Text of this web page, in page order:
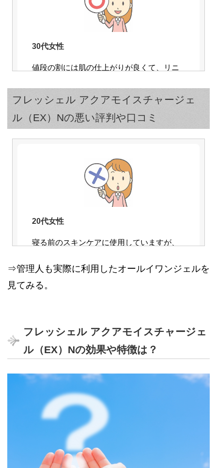
30代女性
値段の割には肌の仕上がりが良くて、リニ
これだけだと乾燥が気になるときは、クリ
40代女性
濃厚保湿タイプという事で、乾燥肌の私に
コックリしたクリームなので、塗り心地が
良いのも気に入っています。
30代女性
もともと肌が弱くてヒリヒリしやすかった
のですが、このオールインワンを使ってか
らは肌の赤みが取れてきました。
だいたい2週間くらいで良さを実感出来たの
フレッシェル アクアモイスチャージェ
ル（EX）Nの悪い評判や口コミ
20代女性
寝る前のスキンケアに使用していますが、
付きます。
値段も安いですが、それなりかなぁと思い
30代女性
とにかくベタつきが気になって、せっかく
の保湿作用が台無しになっている気がしま
⇒管理人も実際に利用したオールイワンジェルを
見てみる。
フレッシェル アクアモイスチャージェ
ル（EX）Nの効果や特徴は？